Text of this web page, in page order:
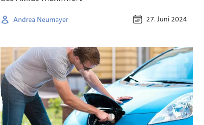
Andrea Neumayer 27. Juni 2024